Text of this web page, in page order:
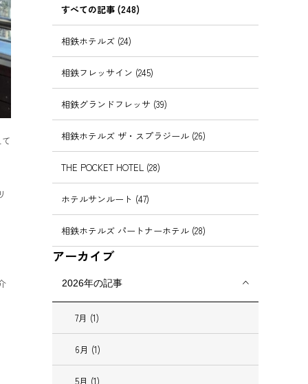
すべての記事 (248)
相鉄ホテルズ (24)
相鉄フレッサイン (245)
相鉄グランドフレッサ (39)
相鉄ホテルズ ザ・スプラジール (26)
THE POCKET HOTEL (28)
ホテルサンルート (47)
相鉄ホテルズ パートナーホテル (28)
アーカイブ
2026年の記事
7月 (1)
6月 (1)
5月 (1)